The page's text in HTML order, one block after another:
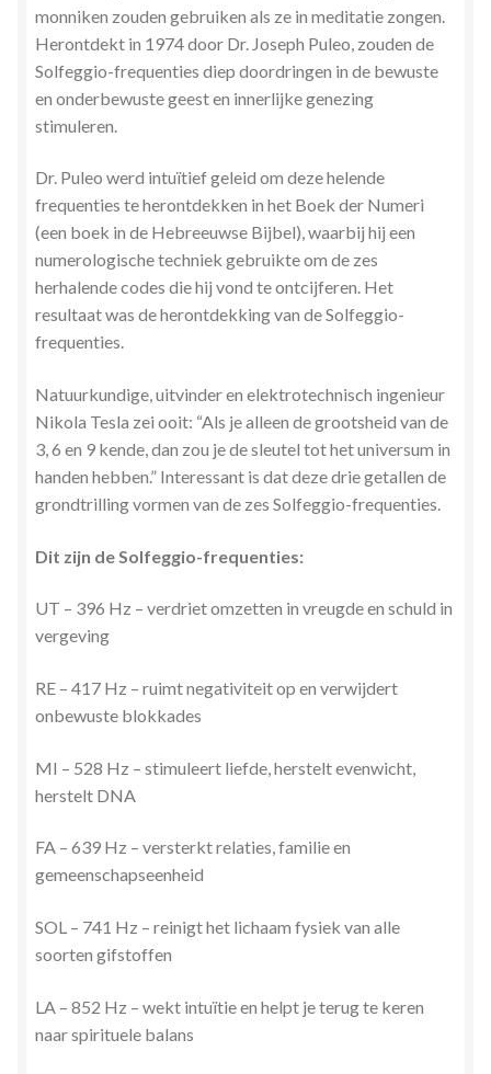
monniken zouden gebruiken als ze in meditatie zongen.
Herontdekt in 1974 door Dr. Joseph Puleo, zouden de
Solfeggio-frequenties diep doordringen in de bewuste
en onderbewuste geest en innerlijke genezing
stimuleren.
Dr. Puleo werd intuïtief geleid om deze helende
frequenties te herontdekken in het Boek der Numeri
(een boek in de Hebreeuwse Bijbel), waarbij hij een
numerologische techniek gebruikte om de zes
herhalende codes die hij vond te ontcijferen. Het
resultaat was de herontdekking van de Solfeggio-
frequenties.
Natuurkundige, uitvinder en elektrotechnisch ingenieur
Nikola Tesla zei ooit: “Als je alleen de grootsheid van de
3, 6 en 9 kende, dan zou je de sleutel tot het universum in
handen hebben.” Interessant is dat deze drie getallen de
grondtrilling vormen van de zes Solfeggio-frequenties.
Dit zijn de Solfeggio-frequenties:
UT – 396 Hz – verdriet omzetten in vreugde en schuld in
vergeving
RE – 417 Hz – ruimt negativiteit op en verwijdert
onbewuste blokkades
MI – 528 Hz – stimuleert liefde, herstelt evenwicht,
herstelt DNA
FA – 639 Hz – versterkt relaties, familie en
gemeenschapseenheid
SOL – 741 Hz – reinigt het lichaam fysiek van alle
soorten gifstoffen
LA – 852 Hz – wekt intuïtie en helpt je terug te keren
naar spirituele balans